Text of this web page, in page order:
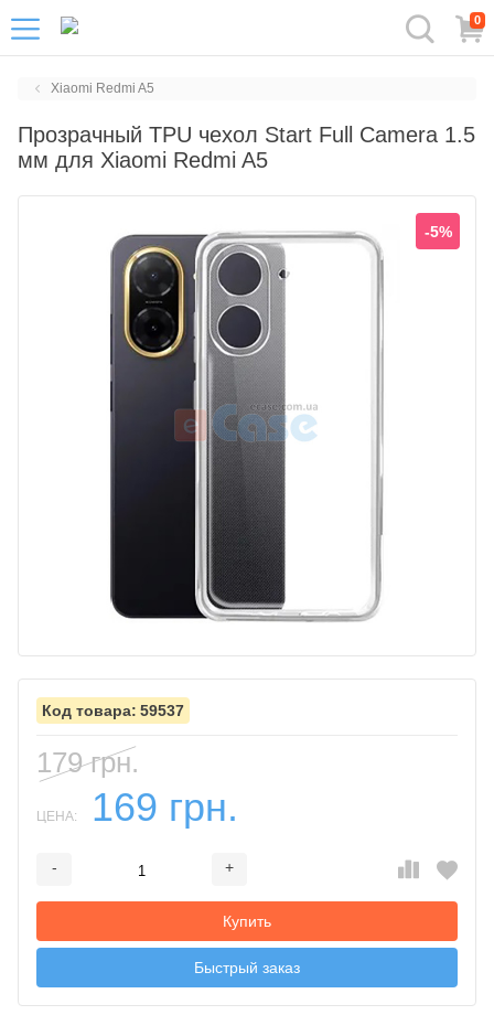
0
Xiaomi Redmi A5
Прозрачный TPU чехол Start Full Camera 1.5
мм для Xiaomi Redmi A5
-5%
59537
179 грн.
ЦЕНА: 169 грн.
- +
Купить
Быстрый заказ